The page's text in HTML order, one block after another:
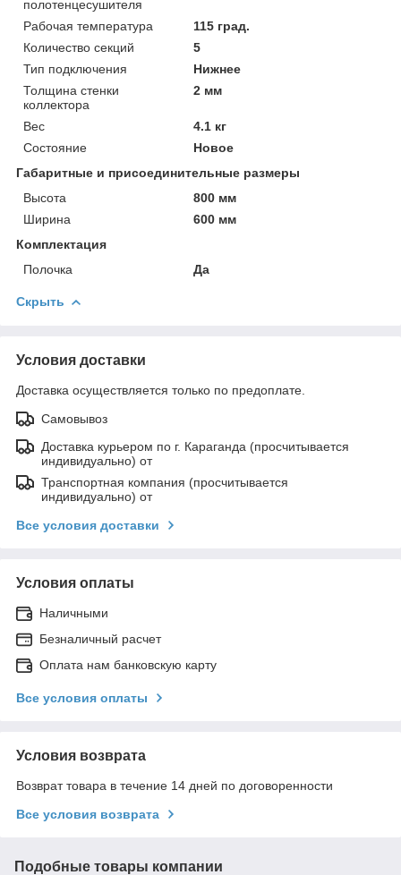
полотенцесушителя
Рабочая температура
115 град.
Количество секций
5
Тип подключения
Нижнее
Толщина стенки
коллектора
2 мм
Вес
4.1 кг
Состояние
Новое
Габаритные и присоединительные размеры
Высота
800 мм
Ширина
600 мм
Комплектация
Полочка
Да
Скрыть
Условия доставки
Доставка осуществляется только по предоплате.
Самовывоз
Доставка курьером по г. Караганда (просчитывается
индивидуально) от
Транспортная компания (просчитывается
индивидуально) от
Все условия доставки
Условия оплаты
Наличными
Безналичный расчет
Оплата нам банковскую карту
Все условия оплаты
Условия возврата
Возврат товара в течение 14 дней по договоренности
Все условия возврата
Подобные товары компании